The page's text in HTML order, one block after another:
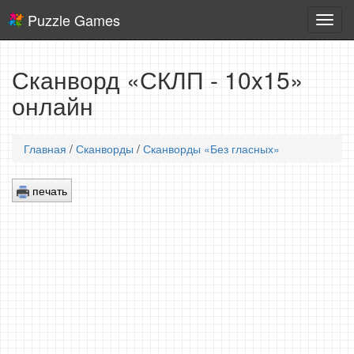
игры
Puzzle Games
Сканворд «СКЛП - 10x15»
онлайн
Главная / Сканворды / Сканворды «Без гласных»
печать